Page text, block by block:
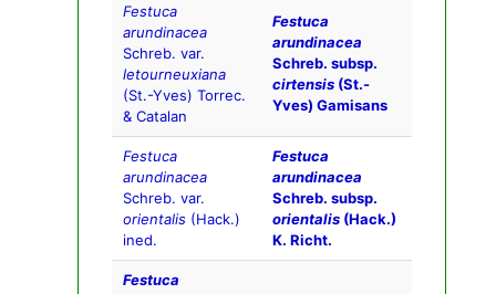
Festuca
arundinacea
Schreb. var.
letourneuxiana
(St.-Yves) Torrec.
& Catalan
Festuca
arundinacea
Schreb. subsp.
cirtensis (St.-
Yves) Gamisans
Festuca
arundinacea
Schreb. var.
orientalis (Hack.)
ined.
Festuca
arundinacea
Schreb. subsp.
orientalis (Hack.)
K. Richt.
Festuca